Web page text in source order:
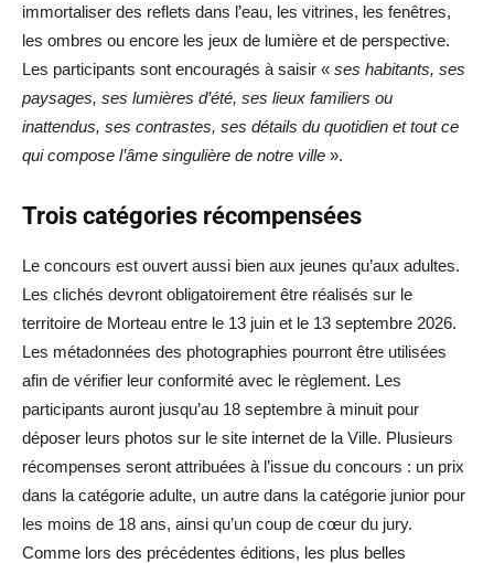
immortaliser des reflets dans l’eau, les vitrines, les fenêtres,
les ombres ou encore les jeux de lumière et de perspective.
Les participants sont encouragés à saisir « ses habitants, ses
paysages, ses lumières d’été, ses lieux familiers ou
inattendus, ses contrastes, ses détails du quotidien et tout ce
qui compose l’âme singulière de notre ville ».
Trois catégories récompensées
Le concours est ouvert aussi bien aux jeunes qu’aux adultes.
Les clichés devront obligatoirement être réalisés sur le
territoire de Morteau entre le 13 juin et le 13 septembre 2026.
Les métadonnées des photographies pourront être utilisées
afin de vérifier leur conformité avec le règlement. Les
participants auront jusqu’au 18 septembre à minuit pour
déposer leurs photos sur le site internet de la Ville. Plusieurs
récompenses seront attribuées à l’issue du concours : un prix
dans la catégorie adulte, un autre dans la catégorie junior pour
les moins de 18 ans, ainsi qu’un coup de cœur du jury.
Comme lors des précédentes éditions, les plus belles